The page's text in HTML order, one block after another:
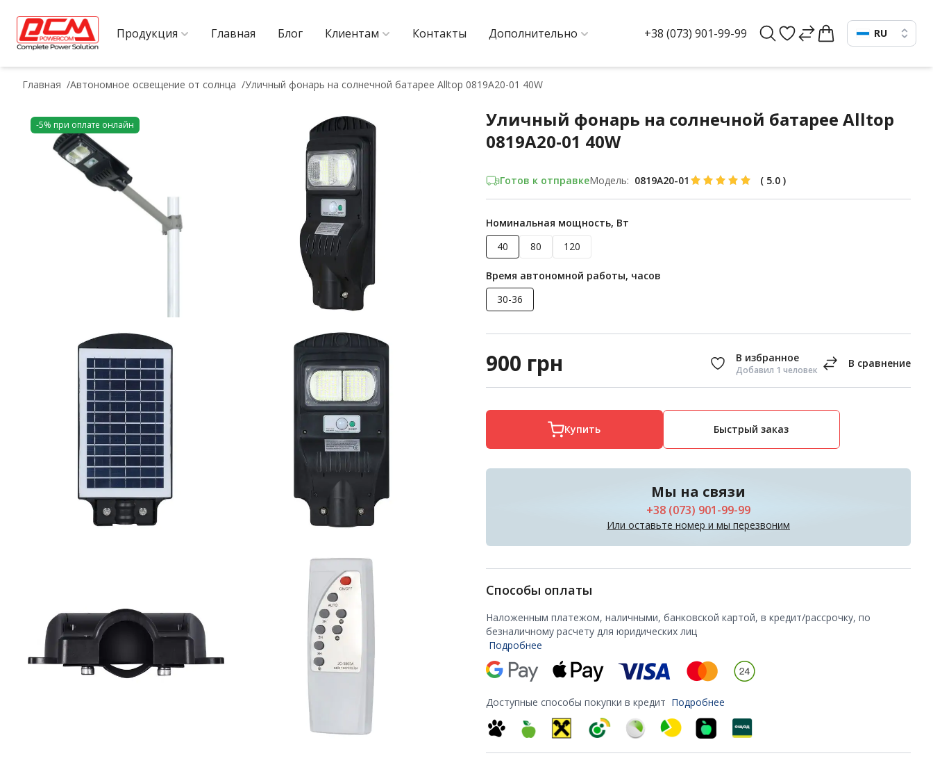
Продукция Главная Блог Клиентам Контакты Дополнительно +38 (073) 901-99-99 RU
Главная Автономное освещение от солнца Уличный фонарь на солнечной батарее Alltop 0819А20-01 40W
-5% при оплате онлайн
Уличный фонарь на солнечной батарее Alltop
0819А20-01 40W
Готов к отправкеМодель: 0819А20-01 ( 5.0 )
Номинальная мощность, Вт
40
80 120
Время автономной работы, часов
30-36
900 грн Добавил 1 человек
Купить Быстрый заказ
Мы на связи
+38 (073) 901-99-99
Или оставьте номер и мы перезвоним
Способы оплаты
Наложенным платежом, наличными, банковской картой, в кредит/рассрочку, по
безналичному расчету для юридических лиц
Подробнее
Доступные способы покупки в кредит Подробнее